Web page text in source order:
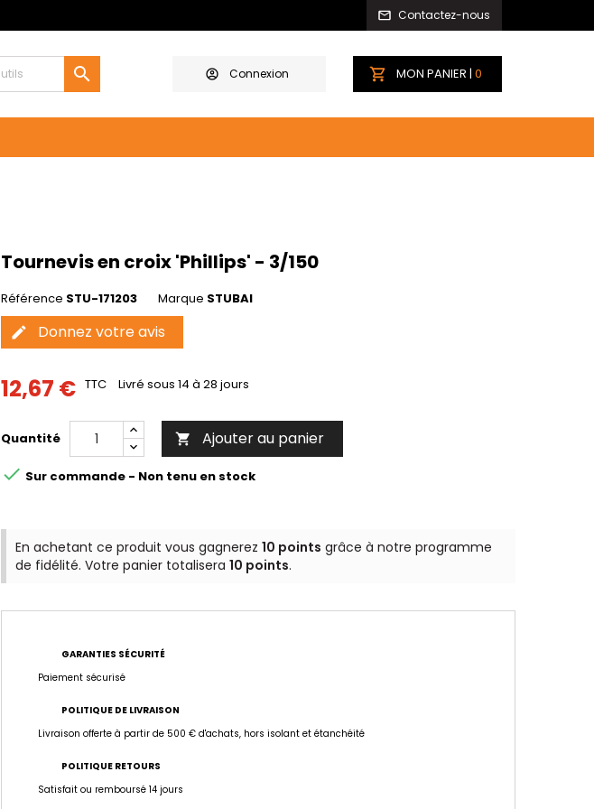
Contactez-nous
 Connexion MON PANIER | 0
Tournevis en croix 'Phillips' - 3/150
Référence STU-171203 Marque STUBAI
edit Donnez votre avis
12,67 € TTC Livré sous 14 à 28 jours
Quantité  Ajouter au panier
 Sur commande - Non tenu en stock
En achetant ce produit vous gagnerez 10 points grâce à notre programme
de fidélité. Votre panier totalisera 10 points.
GARANTIES SÉCURITÉ
Paiement sécurisé
POLITIQUE DE LIVRAISON
Livraison offerte à partir de 500 € d'achats, hors isolant et étanchéité
POLITIQUE RETOURS
Satisfait ou remboursé 14 jours